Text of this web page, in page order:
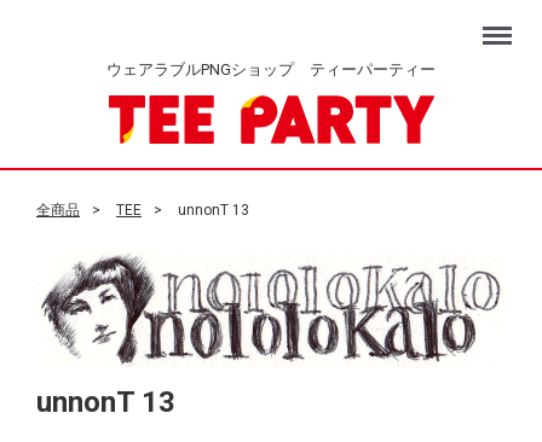
ウェアラブルPNGショップ ティーパーティー
Menu
全商品 TEE unnonT 13
unnonT 13